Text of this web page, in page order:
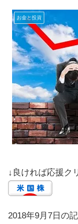
お金と投資
↓良ければ応援ク
2018年9月7日の記